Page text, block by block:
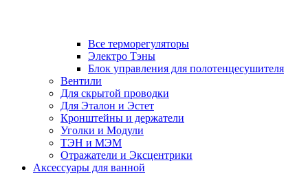
Все терморегуляторы
Электро Тэны
Блок управления для полотенцесушителя
Вентили
Для скрытой проводки
Для Эталон и Эстет
Кронштейны и держатели
Уголки и Модули
ТЭН и МЭМ
Отражатели и Эксцентрики
Аксессуары для ванной